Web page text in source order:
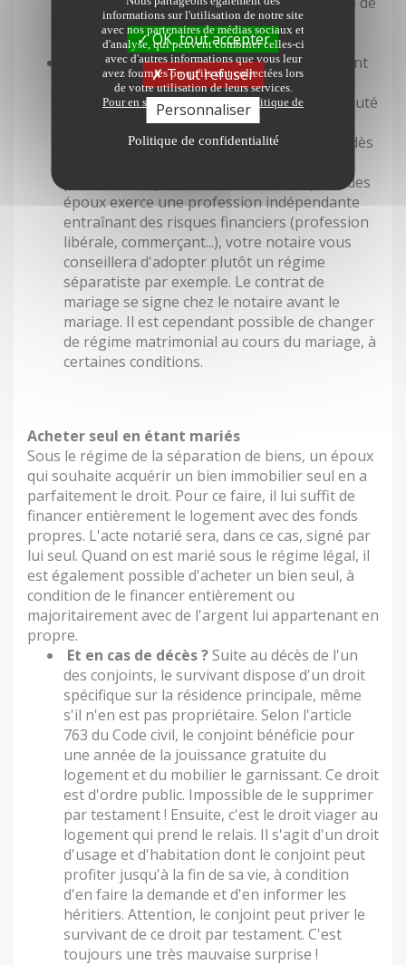
son enrichissement durant le mariage.
À prévoir: Environ 80 % des couples ne font
pas de contrat de mariage et se retrouvent
mariés sous le régime légal de la communauté
réduite aux acquêts. Conçu pour le cas
général, le régime légal trouve ses limites dès
patrimoniale particulière. Ainsi, lorsqu'un des
époux exerce une profession indépendante
entraînant des risques financiers (profession
libérale, commerçant...), votre notaire vous
conseillera d'adopter plutôt un régime
séparatiste par exemple. Le contrat de
mariage se signe chez le notaire avant le
mariage. Il est cependant possible de changer
de régime matrimonial au cours du mariage, à
certaines conditions.
Acheter seul en étant mariés
Sous le régime de la séparation de biens, un époux
qui souhaite acquérir un bien immobilier seul en a
parfaitement le droit. Pour ce faire, il lui suffit de
financer entièrement le logement avec des fonds
propres. L'acte notarié sera, dans ce cas, signé par
lui seul. Quand on est marié sous le régime légal, il
est également possible d'acheter un bien seul, à
condition de le financer entièrement ou
majoritairement avec de l'argent lui appartenant en
propre.
Et en cas de décès ?Suite au décès de l'un
des conjoints, le survivant dispose d'un droit
spécifique sur la résidence principale, même
s'il n'en est pas propriétaire. Selon l'article
763 du Code civil, le conjoint bénéficie pour
une année de la jouissance gratuite du
logement et du mobilier le garnissant. Ce droit
est d'ordre public. Impossible de le supprimer
par testament ! Ensuite, c'est le droit viager au
logement qui prend le relais. Il s'agit d'un droit
d'usage et d'habitation dont le conjoint peut
profiter jusqu'à la fin de sa vie, à condition
d'en faire la demande et d'en informer les
héritiers. Attention, le conjoint peut priver le
survivant de ce droit par testament. C'est
toujours une très mauvaise surprise !
informations sur l'utilisation de notre site
avec nos partenaires de médias sociaux et
d'analyse, qui peuvent combiner celles-ci
avec d'autres informations que vous leur
avez fournies ou qu'ils ont collectées lors
de votre utilisation de leurs services.
Pour en savoir plus sur notre politique de
protection des données
OK, tout accepter
Tout refuser
Personnaliser
Politique de confidentialité